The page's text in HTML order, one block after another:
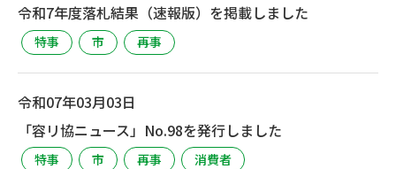
令和7年度落札結果（速報版）を掲載しました
特事 市 再事
令和07年03月03日
「容リ協ニュース」No.98を発行しました
特事 市 再事 消費者